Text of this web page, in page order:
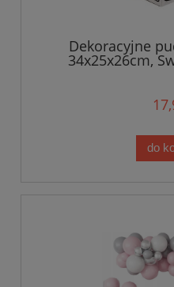
Dekoracyjne
34x25x26cm,
do